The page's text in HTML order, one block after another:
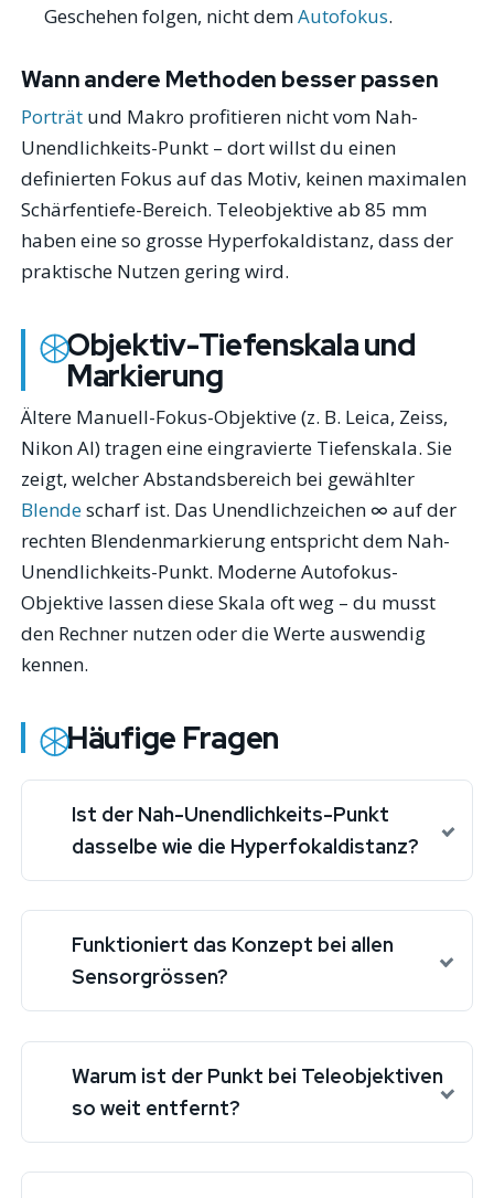
Geschehen folgen, nicht demAutofokus.
Wann andere Methoden besser passen
Porträt und Makro profitieren nicht vom Nah-
Unendlichkeits-Punkt – dort willst du einen
definierten Fokus auf das Motiv, keinen maximalen
Schärfentiefe-Bereich. Teleobjektive ab 85 mm
haben eine so grosse Hyperfokaldistanz, dass der
praktische Nutzen gering wird.
Objektiv-Tiefenskala und
Markierung
Ältere Manuell-Fokus-Objektive (z. B. Leica, Zeiss,
Nikon AI) tragen eine eingravierte Tiefenskala. Sie
zeigt, welcher Abstandsbereich bei gewählter
Blendescharf ist. Das Unendlichzeichen ∞ auf der
rechten Blendenmarkierung entspricht dem Nah-
Unendlichkeits-Punkt. Moderne Autofokus-
Objektive lassen diese Skala oft weg – du musst
den Rechner nutzen oder die Werte auswendig
kennen.
Häufige Fragen
Ist der Nah-Unendlichkeits-Punkt
dasselbe wie die Hyperfokaldistanz?
Funktioniert das Konzept bei allen
Sensorgrössen?
Warum ist der Punkt bei Teleobjektiven
so weit entfernt?